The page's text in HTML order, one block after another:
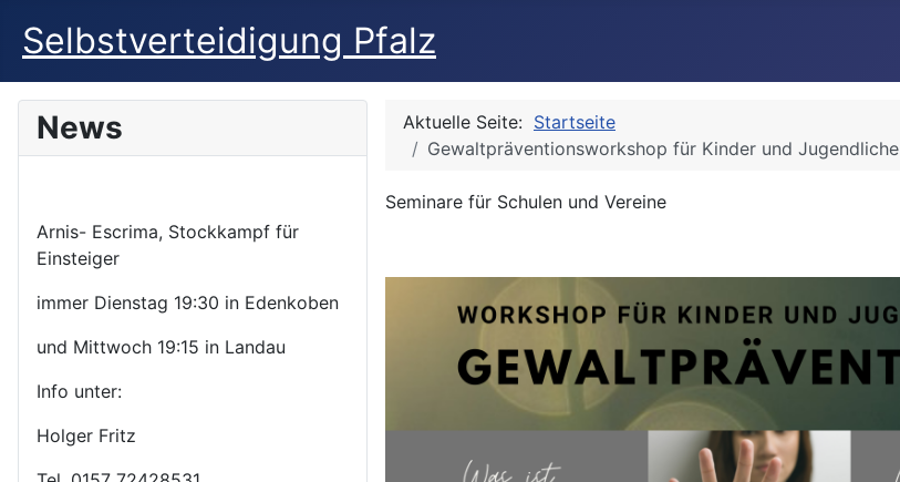
Selbstverteidigung Pfalz
News
Arnis- Escrima, Stockkampf für
Einsteiger
immer Dienstag 19:30 in Edenkoben
und Mittwoch 19:15 in Landau
Info unter:
Holger Fritz
Aktuelle Seite: Startseite
Gewaltpräventionsworkshop für Kinder und Jugendliche
Seminare für Schulen und Vereine